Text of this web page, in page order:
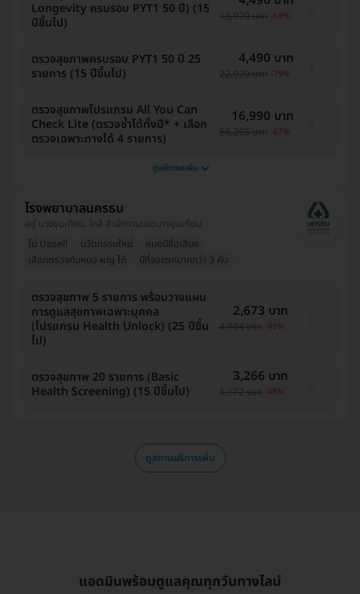
Longevity ครบรอบ PYT1 50 ปี) (15
ปีขึ้นไป)
13,970 บาท -66%
ตรวจสุขภาพครบรอบ PYT1 50 ปี 25
รายการ (15 ปีขึ้นไป)
4,490 บาท
22,920 บาท -79%
ตรวจสุขภาพโปรแกรม All You Can
Check Lite (ตรวจซ้ำได้ทั้งปี* + เลือก
ตรวจเฉพาะทางได้ 4 รายการ)
16,990 บาท
56,265 บาท -67%
ดูแพ็กเกจเพิ่ม
โรงพยาบาลนครธน
อยู่ บางขุนเทียน, ใกล้ สำนักงานเขตบางขุนเทียน
ไม่ Upsell
นวัตกรรมใหม่
หมอมีชื่อเสียง
เลือกตรวจกับหมอ ผญ ได้
มีที่จอดรถมากกว่า 3 คัน
ตรวจสุขภาพ 5 รายการ พร้อมวางแผน
การดูแลสุขภาพเฉพาะบุคคล
(โปรแกรม Health Unlock) (25 ปีขึ้น
ไป)
2,673 บาท
4,904 บาท -45%
ตรวจสุขภาพ 20 รายการ (Basic
Health Screening) (15 ปีขึ้นไป)
3,266 บาท
6,172 บาท -45%
ดูสถานบริการเพิ่ม
แอดมินพร้อมดูแลคุณทุกวันทางไลน์